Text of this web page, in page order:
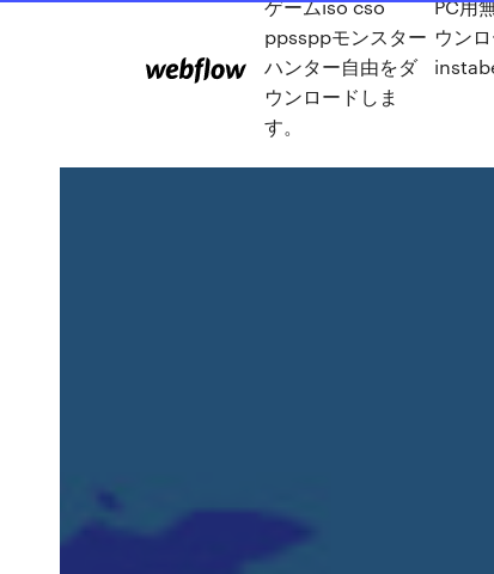
ゲームiso cso
ppssppモンスター
ハンター自由をダ
ウンロードしま
す。
PC用
ウン